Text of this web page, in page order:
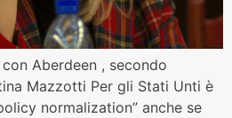
Aberdeen , secondo
Mazzotti Per gli Stati Unti è
normalization” anche se